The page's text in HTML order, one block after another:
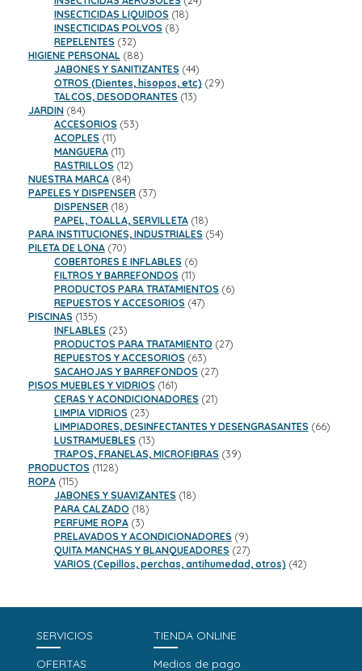
INSECTICIDAS LIQUIDOS 1818
INSECTICIDAS POLVOS 88
REPELENTES 3232
productos
HIGIENE PERSONAL 8888
productos
JABONES Y SANITIZANTES 4444
productos
OTROS (Dientes, hisopos, etc) 2929
TALCOS, DESODORANTES 1313
JARDIN 8484
productos
ACCESORIOS 5353
ACOPLES 1111
productos
MANGUERA 1111
productos
RASTRILLOS 1212
productos
NUESTRA MARCA 8484
productos
PAPELES Y DISPENSER 3737
DISPENSER 1818
productos
PAPEL, TOALLA, SERVILLETA 1818
productos
PARA INSTITUCIONES, INDUSTRIALES 5454
PILETA DE LONA 7070
productos
COBERTORES E INFLABLES 66
productos
FILTROS Y BARREFONDOS 1111
productos
PRODUCTOS PARA TRATAMIENTOS 66
REPUESTOS Y ACCESORIOS 4747
PISCINAS 135135
productos
INFLABLES 2323
productos
PRODUCTOS PARA TRATAMIENTO 2727
REPUESTOS Y ACCESORIOS 6363
productos
SACAHOJAS Y BARREFONDOS 2727
PISOS MUEBLES Y VIDRIOS 161161
productos
CERAS Y ACONDICIONADORES 2121
LIMPIA VIDRIOS 2323
productos
LIMPIADORES, DESINFECTANTES Y DESENGRASANTES 6666
LUSTRAMUEBLES 1313
productos
TRAPOS, FRANELAS, MICROFIBRAS 3939
PRODUCTOS 11281128
ROPA 115115
productos
JABONES Y SUAVIZANTES 1818
PARA CALZADO 1818
PERFUME ROPA 33
productos
PRELAVADOS Y ACONDICIONADORES 99
productos
QUITA MANCHAS Y BLANQUEADORES 2727
productos
VARIOS (Cepillos, perchas, antihumedad, otros) 4242
SERVICIOS
OFERTAS
TIENDA ONLINE
Medios de pago